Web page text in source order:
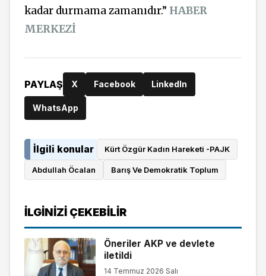
kadar durmama zamanıdır.” HABER
MERKEZİ
PAYLAŞ X Facebook LinkedIn
WhatsApp
İlgili konular Kürt Özgür Kadın Hareketi -PAJK
Abdullah Öcalan Barış Ve Demokratik Toplum
İLGINIZI ÇEKEBILIR
Öneriler AKP ve devlete
iletildi
14 Temmuz 2026 Salı